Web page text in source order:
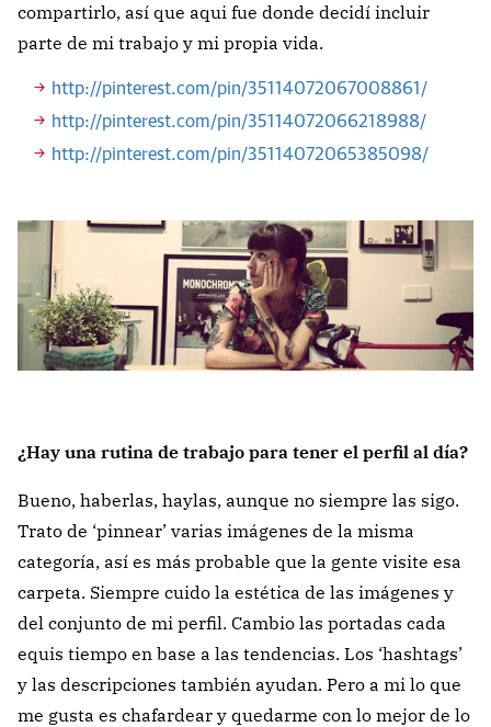
compartirlo, así que aqui fue donde decidí incluir
parte de mi trabajo y mi propia vida.
http://pinterest.com/pin/35114072067008861/
http://pinterest.com/pin/35114072066218988/
http://pinterest.com/pin/35114072065385098/
¿Hay una rutina de trabajo para tener el perfil al día?
Bueno, haberlas, haylas, aunque no siempre las sigo.
Trato de ‘pinnear’ varias imágenes de la misma
categoría, así es más probable que la gente visite esa
carpeta. Siempre cuido la estética de las imágenes y
del conjunto de mi perfil. Cambio las portadas cada
equis tiempo en base a las tendencias. Los ‘hashtags’
y las descripciones también ayudan. Pero a mi lo que
me gusta es chafardear y quedarme con lo mejor de lo